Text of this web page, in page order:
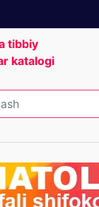
tibbiy
katalogi